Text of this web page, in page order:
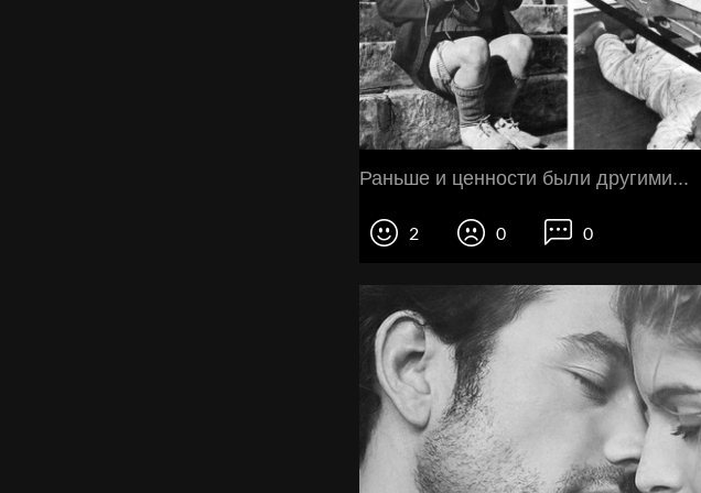
Раньше и ценности были другими...
2 0 0